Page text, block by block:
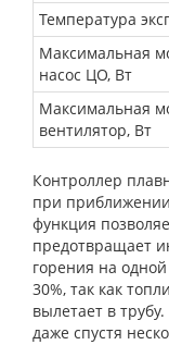
Температура
Максимальная
насос ЦО, Вт
Максимальная
вентилятор, Вт
Контроллер
при
функция
предотвращает
горения на
30%, так как
вылетает в
даже спустя